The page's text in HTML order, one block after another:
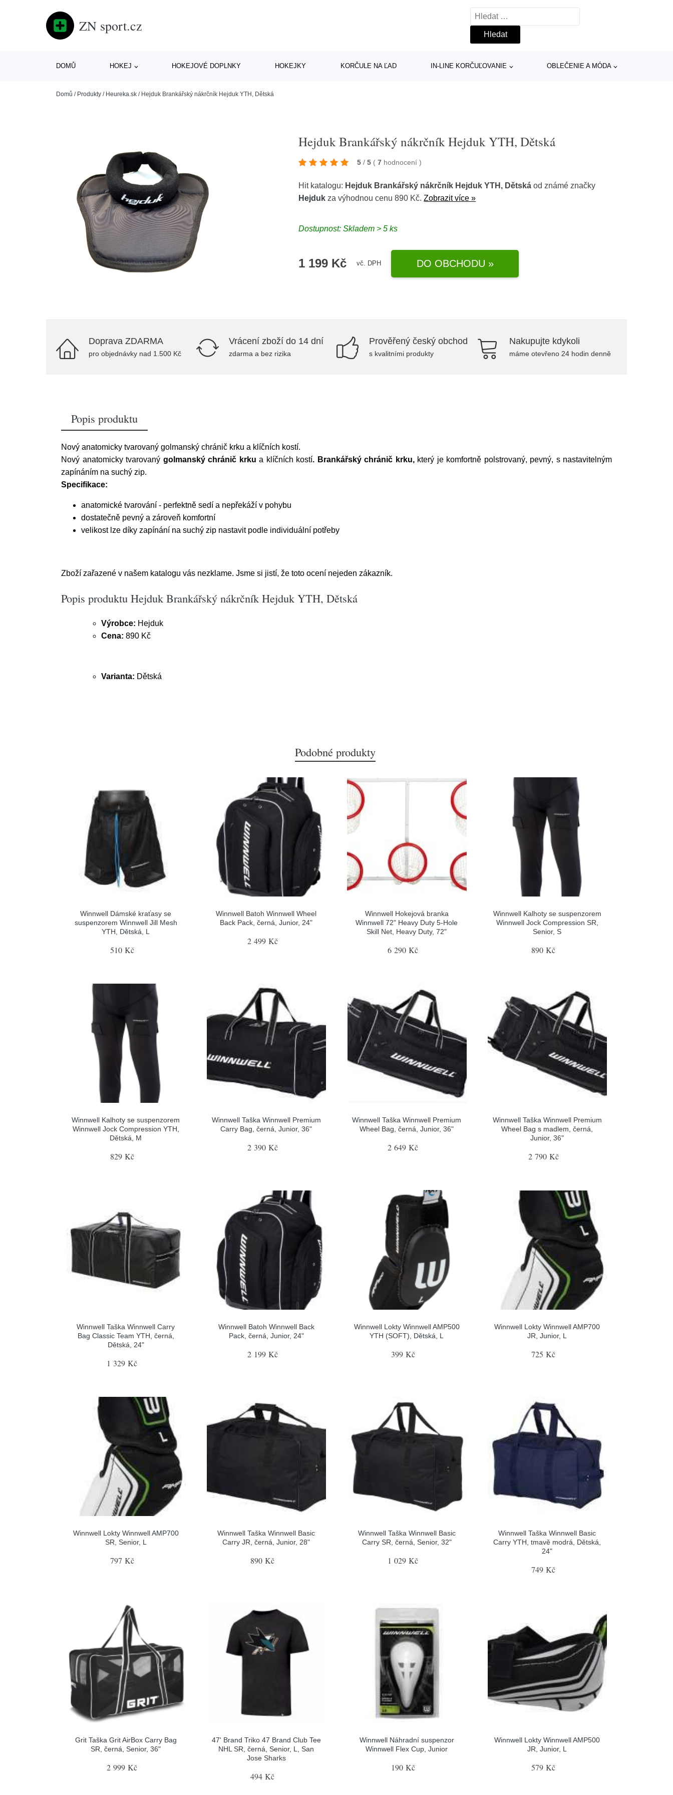
ZN sport.cz
Vyhledávání
DOMŮ HOKEJ HOKEJOVÉ DOPLNKY HOKEJKY KORČULE NA ĽAD IN-LINE KORČUĽOVANIE OBLEČENIE A MÓDA
Domů / Produkty / Heureka.sk / Hejduk Brankářský nákrčník Hejduk YTH, Dětská
Hejduk Brankářský nákrčník Hejduk YTH, Dětská
5 / 5 ( 7 hodnocení)
Hit katalogu: Hejduk Brankářský nákrčník Hejduk YTH, Dětská od známé značky
Hejduk za výhodnou cenu 890 Kč.Zobrazit více »
Dostupnost: Skladem > 5 ks
1 199 Kč vč. DPH DO OBCHODU »
Doprava ZDARMA
pro objednávky nad 1.500 Kč
Vrácení zboží do 14 dní
zdarma a bez rizika
Prověřený český obchod
s kvalitními produkty
Nakupujte kdykoli
máme otevřeno 24 hodin denně
Popis produktu
Nový anatomicky tvarovaný golmanský chránič krku a klíčních kostí.
Nový anatomicky tvarovaný golmanský chránič krku a klíčních kostí. Brankářský chránič krku,který je komfortně polstrovaný, pevný, s nastavitelným
zapínáním na suchý zip.
Specifikace:
anatomické tvarování - perfektně sedí a nepřekáží v pohybu
dostatečně pevný a zároveň komfortní
velikost lze díky zapínání na suchý zip nastavit podle individuální potřeby
Zboží zařazené v našem katalogu vás nezklame. Jsme si jistí, že toto ocení nejeden zákazník.
Popis produktu Hejduk Brankářský nákrčník Hejduk YTH, Dětská
Výrobce: Hejduk
Cena: 890 Kč
Varianta: Dětská
Podobné produkty
Winnwell Dámské kraťasy se
suspenzorem Winnwell Jill Mesh
YTH, Dětská, L
510 Kč
Winnwell Batoh Winnwell Wheel
Back Pack, černá, Junior, 24"
2 499 Kč
Winnwell Hokejová branka
Winnwell 72" Heavy Duty 5-Hole
Skill Net, Heavy Duty, 72"
6 290 Kč
Winnwell Kalhoty se suspenzorem
Winnwell Jock Compression SR,
Senior, S
890 Kč
Winnwell Kalhoty se suspenzorem
Winnwell Jock Compression YTH,
Dětská, M
829 Kč
Winnwell Taška Winnwell Premium
Carry Bag, černá, Junior, 36"
2 390 Kč
Winnwell Taška Winnwell Premium
Wheel Bag, černá, Junior, 36"
2 649 Kč
Winnwell Taška Winnwell Premium
Wheel Bag s madlem, černá,
Junior, 36"
2 790 Kč
Winnwell Taška Winnwell Carry
Bag Classic Team YTH, černá,
Dětská, 24"
1 329 Kč
Winnwell Batoh Winnwell Back
Pack, černá, Junior, 24"
2 199 Kč
Winnwell Lokty Winnwell AMP500
YTH (SOFT), Dětská, L
399 Kč
Winnwell Lokty Winnwell AMP700
JR, Junior, L
725 Kč
Winnwell Lokty Winnwell AMP700
SR, Senior, L
797 Kč
Winnwell Taška Winnwell Basic
Carry JR, černá, Junior, 28"
890 Kč
Winnwell Taška Winnwell Basic
Carry SR, černá, Senior, 32"
1 029 Kč
Winnwell Taška Winnwell Basic
Carry YTH, tmavě modrá, Dětská,
24"
749 Kč
Grit Taška Grit AirBox Carry Bag
SR, černá, Senior, 36"
2 999 Kč
47' Brand Triko 47 Brand Club Tee
NHL SR, černá, Senior, L, San
Jose Sharks
494 Kč
Winnwell Náhradní suspenzor
Winnwell Flex Cup, Junior
190 Kč
Winnwell Lokty Winnwell AMP500
JR, Junior, L
579 Kč